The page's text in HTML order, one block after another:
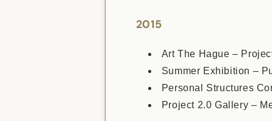
2015
Art The Hague –
Summer Exhibition –
Personal Structures
Project 2.0 Gallery –